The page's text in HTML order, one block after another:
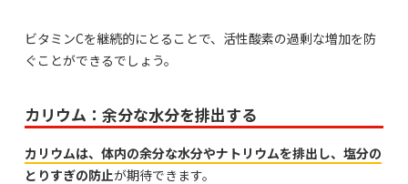
ビタミンCを継続的にとることで、活性酸素の過剰な増加を防
ぐことができるでしょう。
カリウム：余分な水分を排出する
カリウムは、体内の余分な水分やナトリウムを排出し、塩分の
とりすぎの防止が期待できます。